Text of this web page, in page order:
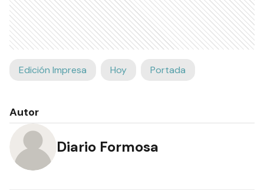
Edición Impresa Hoy Portada
Autor
Diario Formosa